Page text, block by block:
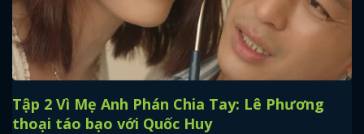
Tập 2 Vì Mẹ Anh Phán Chia Tay: Lê Phương
thoại táo bạo với Quốc Huy